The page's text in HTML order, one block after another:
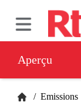
Aperçu
/ Emissions